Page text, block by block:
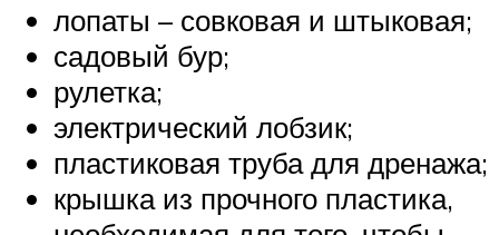
лопаты – совковая и штыковая;
садовый бур;
рулетка;
электрический лобзик;
пластиковая труба для дренажа;
крышка из прочного пластика,